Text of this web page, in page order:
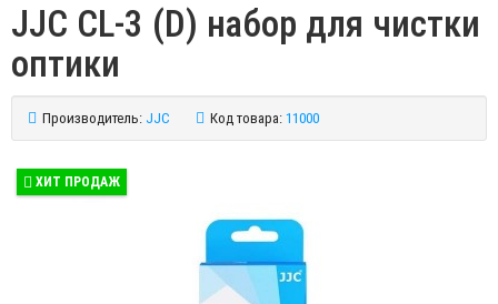
JJC CL-3 (D) набор для чистки
оптики
Производитель: JJC Код товара: 11000
ХИТ ПРОДАЖ